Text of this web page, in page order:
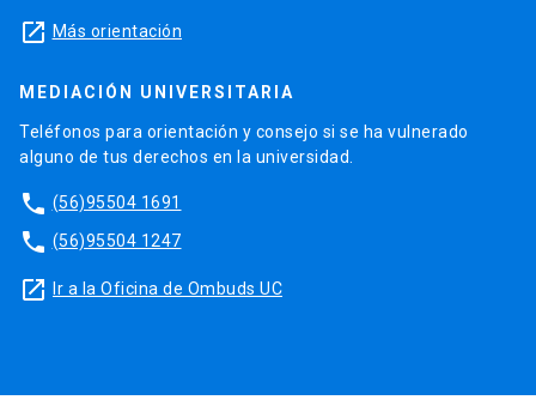
launch Más orientación
MEDIACIÓN UNIVERSITARIA
Teléfonos para orientación y consejo si se ha vulnerado
alguno de tus derechos en la universidad.
phone (56)95504 1691
phone (56)95504 1247
launch Ir a la Oficina de Ombuds UC